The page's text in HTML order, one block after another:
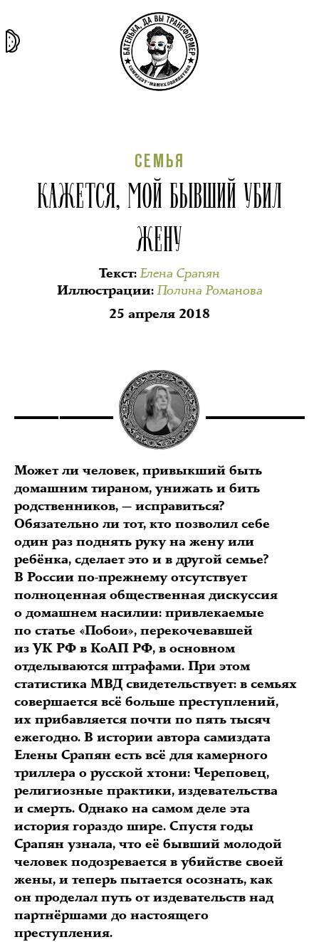
СЕМЬЯ
КАЖЕТСЯ, МОЙ БЫВШИЙ УБИЛ
ЖЕНУ
Текст:Елена Срапян
Иллюстрации:Полина Романова
25 апреля 2018
Может ли человек, привыкший быть
домашним тираном, унижать и бить
родственников, — исправиться?
Обязательно ли тот, кто позволил себе
один раз поднять руку на жену или
ребёнка, сделает это и в другой семье?
В России по-прежнему отсутствует
полноценная общественная дискуссия
о домашнем насилии: привлекаемые
по статье «Побои», перекочевавшей
из УК РФ в КоАП РФ, в основном
отделываются штрафами. При этом
статистика МВД свидетельствует: в семьях
совершается всё больше преступлений,
их прибавляется почти по пять тысяч
ежегодно. В истории автора самиздата
Елены Срапян есть всё для камерного
триллера о русской хтони: Череповец,
религиозные практики, издевательства
и смерть. Однако на самом деле эта
история гораздо шире. Спустя годы
Срапян узнала, что её бывший молодой
человек подозревается в убийстве своей
жены, и теперь пытается осознать, как
он проделал путь от издевательств над
партнёршами до настоящего
преступления.